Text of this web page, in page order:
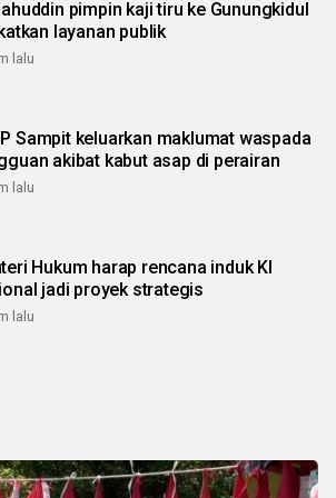
pimpin kaji tiru ke Gunungkidul
layanan publik
lalu
Sampit keluarkan maklumat waspada
akibat kabut asap di perairan
lalu
Hukum harap rencana induk KI
jadi proyek strategis
lalu